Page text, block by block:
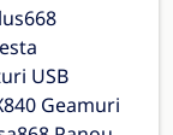
USB
Geamuri